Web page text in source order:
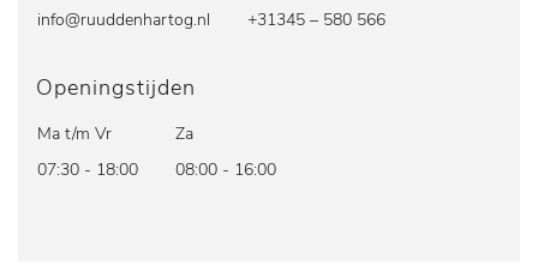
info@ruuddenhartog.nl
+31345 – 580 566
Openingstijden
Ma t/m Vr
07:30 - 18:00
Za
08:00 - 16:00